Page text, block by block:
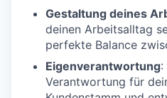
Gestaltung deines
deinen Arbeitsalltag
perfekte Balance
Eigenverantwortung:
Verantwortung für